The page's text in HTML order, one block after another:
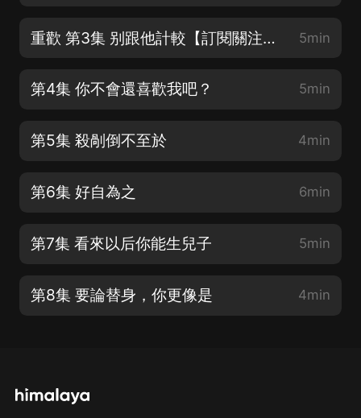
重歡 第3集 别跟他計較【訂閱關注評論有獎】 5min
第4集 你不會還喜歡我吧？ 5min
第5集 殺剮倒不至於 4min
第6集 好自為之 6min
第7集 看來以后你能生兒子 5min
第8集 要論替身，你更像是 4min